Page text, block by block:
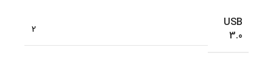
USB
3.0
2